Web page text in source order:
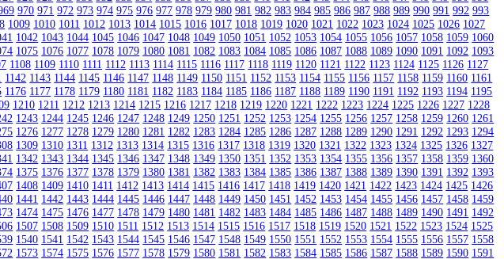
970 971 972 973 974 975 976 977 978 979 980 981 982 983 984 985 986 987 988 989 990 991 992 993
1009 1010 1011 1012 1013 1014 1015 1016 1017 1018 1019 1020 1021 1022 1023 1024 1025 1026 1027
1042 1043 1044 1045 1046 1047 1048 1049 1050 1051 1052 1053 1054 1055 1056 1057 1058 1059 1060
1075 1076 1077 1078 1079 1080 1081 1082 1083 1084 1085 1086 1087 1088 1089 1090 1091 1092 1093
1108 1109 1110 1111 1112 1113 1114 1115 1116 1117 1118 1119 1120 1121 1122 1123 1124 1125 1126 1127
1142 1143 1144 1145 1146 1147 1148 1149 1150 1151 1152 1153 1154 1155 1156 1157 1158 1159 1160 1161
1176 1177 1178 1179 1180 1181 1182 1183 1184 1185 1186 1187 1188 1189 1190 1191 1192 1193 1194 1195
1210 1211 1212 1213 1214 1215 1216 1217 1218 1219 1220 1221 1222 1223 1224 1225 1226 1227 1228
1243 1244 1245 1246 1247 1248 1249 1250 1251 1252 1253 1254 1255 1256 1257 1258 1259 1260 1261
1276 1277 1278 1279 1280 1281 1282 1283 1284 1285 1286 1287 1288 1289 1290 1291 1292 1293 1294
1309 1310 1311 1312 1313 1314 1315 1316 1317 1318 1319 1320 1321 1322 1323 1324 1325 1326 1327
1342 1343 1344 1345 1346 1347 1348 1349 1350 1351 1352 1353 1354 1355 1356 1357 1358 1359 1360
1375 1376 1377 1378 1379 1380 1381 1382 1383 1384 1385 1386 1387 1388 1389 1390 1391 1392 1393
1408 1409 1410 1411 1412 1413 1414 1415 1416 1417 1418 1419 1420 1421 1422 1423 1424 1425 1426
1441 1442 1443 1444 1445 1446 1447 1448 1449 1450 1451 1452 1453 1454 1455 1456 1457 1458 1459
1474 1475 1476 1477 1478 1479 1480 1481 1482 1483 1484 1485 1486 1487 1488 1489 1490 1491 1492
1507 1508 1509 1510 1511 1512 1513 1514 1515 1516 1517 1518 1519 1520 1521 1522 1523 1524 1525
1540 1541 1542 1543 1544 1545 1546 1547 1548 1549 1550 1551 1552 1553 1554 1555 1556 1557 1558
1573 1574 1575 1576 1577 1578 1579 1580 1581 1582 1583 1584 1585 1586 1587 1588 1589 1590 1591